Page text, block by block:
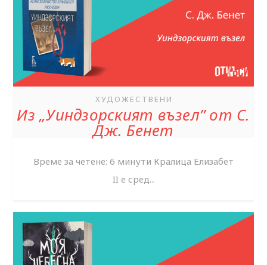
ХУДОЖЕСТВЕНИ
Из „Уиндзорският възел” от С.
Дж. Бенет
Време за четене: 6 минути Кралица Елизабет
II е сред...